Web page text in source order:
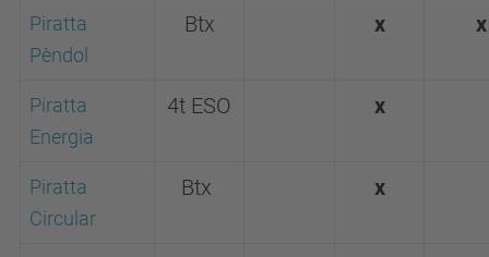
Piratta
Pèndol
Btx x x
Piratta
Energia
4t ESO x
Piratta
Circular
Btx x